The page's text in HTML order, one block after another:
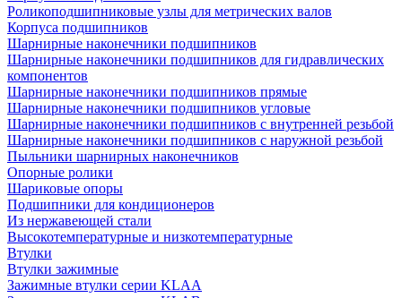
Роликоподшипниковые узлы для метрических валов
Корпуса подшипников
Шарнирные наконечники подшипников
Шарнирные наконечники подшипников для гидравлических
компонентов
Шарнирные наконечники подшипников прямые
Шарнирные наконечники подшипников угловые
Шарнирные наконечники подшипников с внутренней резьбой
Шарнирные наконечники подшипников с наружной резьбой
Пыльники шарнирных наконечников
Опорные ролики
Шариковые опоры
Подшипники для кондиционеров
Из нержавеющей стали
Высокотемпературные и низкотемпературные
Втулки
Втулки зажимные
Зажимные втулки серии KLAA